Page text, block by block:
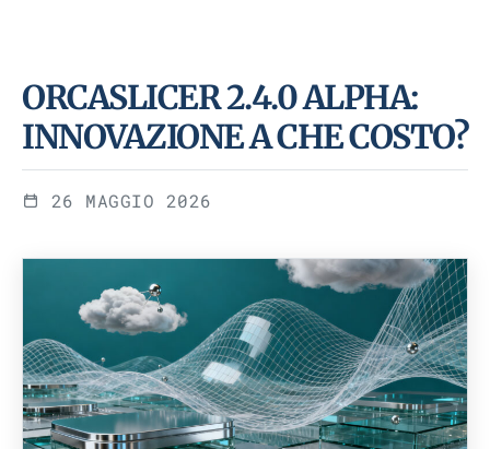
ORCASLICER 2.4.0 ALPHA:
INNOVAZIONE A CHE COSTO?
26 MAGGIO 2026